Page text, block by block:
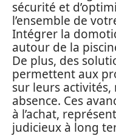
sécurité et
l’ensemble de
Intégrer la
autour de la
De plus, des
permettent aux
sur leurs
absence. Ces
à l’achat,
judicieux à long